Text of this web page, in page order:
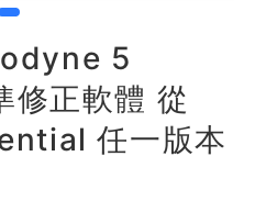
5
正軟體 從
任一版本